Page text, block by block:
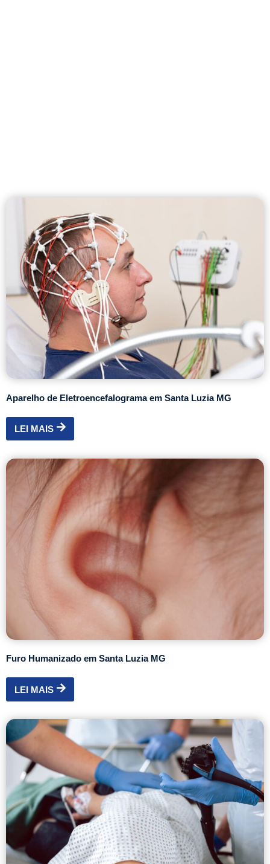
Aparelho de Eletroencefalograma em Santa Luzia MG
LEI MAIS
Furo Humanizado em Santa Luzia MG
LEI MAIS